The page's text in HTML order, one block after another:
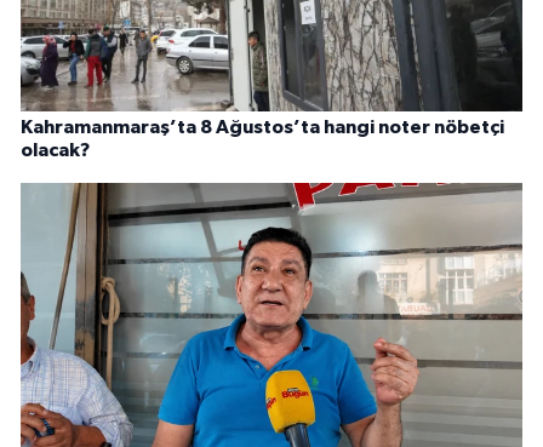
Kahramanmaraş’ta 8 Ağustos’ta hangi noter nöbetçi
olacak?